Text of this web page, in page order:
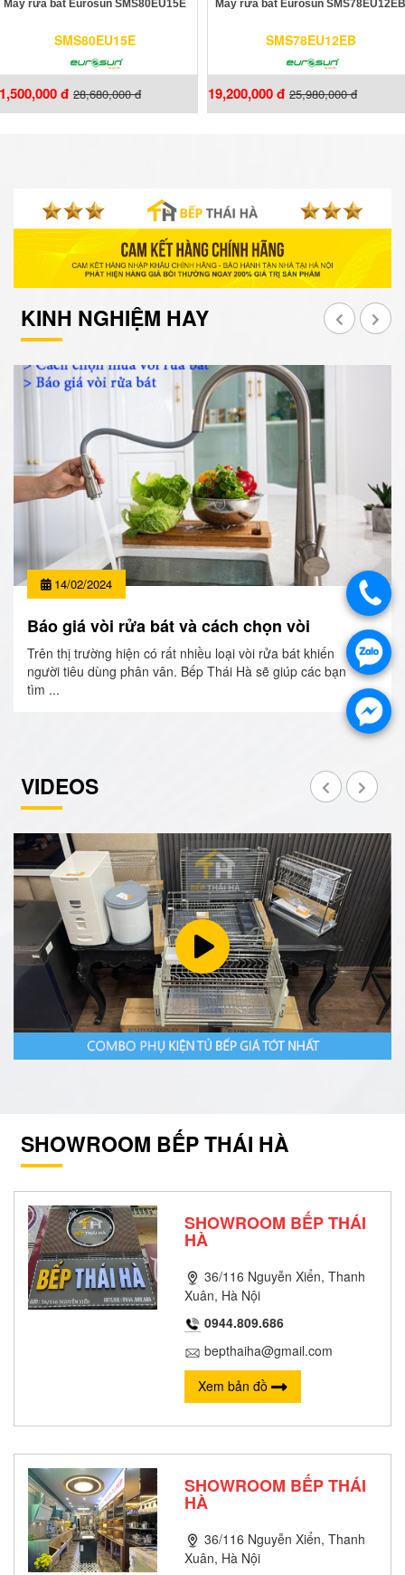
Máy rửa bát Eurosun SMS80EU15E
SMS80EU15E
đ 28,680,000 đ
Máy rửa bát Eurosun SMS78EU12EB
SMS78EU12EB
19,200,000 đ 25,980,000 đ
KINH NGHIỆM HAY
14/02/2024
Báo giá vòi rửa bát và cách chọn vòi
Trên thị trường hiện có rất nhiều loại vòi rửa bát khiến
người tiêu dùng phân vân. Bếp Thái Hà sẽ giúp các bạn
tìm ...
VIDEOS
SHOWROOM BẾP THÁI HÀ
SHOWROOM BẾP THÁI
HÀ
36/116 Nguyễn Xiển, Thanh
Xuân, Hà Nội
0944.809.686
bepthaiha@gmail.com
Xem bản đồ
SHOWROOM BẾP THÁI
HÀ
36/116 Nguyễn Xiển, Thanh
Xuân, Hà Nội